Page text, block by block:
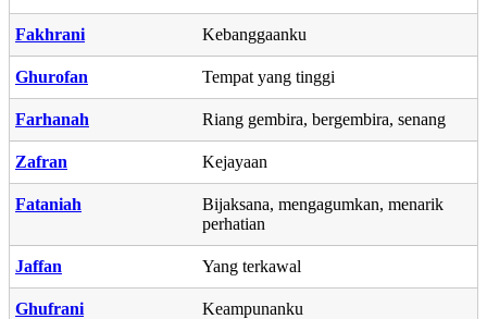
Fakhrani Kebanggaanku
Ghurofan Tempat yang tinggi
Farhanah Riang gembira, bergembira, senang
Zafran Kejayaan
Fataniah
Bijaksana, mengagumkan, menarik
perhatian
Jaffan Yang terkawal
Ghufrani Keampunanku